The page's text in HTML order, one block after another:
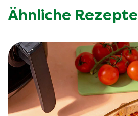
Ähnliche Rezepte